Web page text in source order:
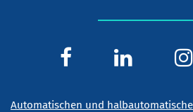
Automatischen und